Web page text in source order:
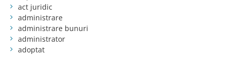
act juridic
administrare
administrare bunuri
administrator
adoptat